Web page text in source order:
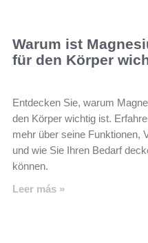
Warum ist
für den Körper
Entdecken Sie, warum
den Körper wichtig ist.
mehr über seine Funktionen,
und wie Sie Ihren Bedarf
können.
Leer más »